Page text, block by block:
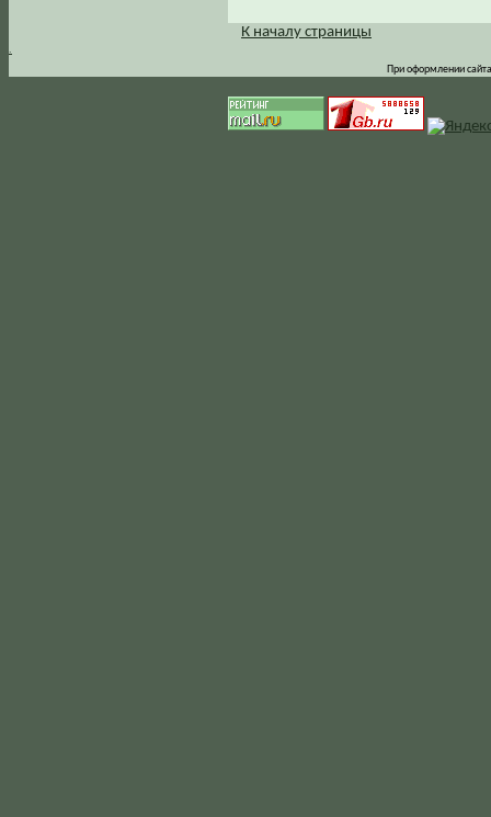
.
К началу страницы
При оформлении